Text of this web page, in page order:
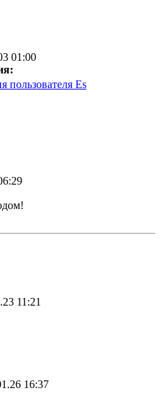
01:00
пользователя Es
11:21
16:37